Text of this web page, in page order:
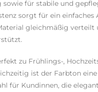
sowie für stabile und
sorgt für ein einfaches
gleichmäßig verteilt
zu Frühlings-,
ist der Farbton eine
für Kundinnen, die